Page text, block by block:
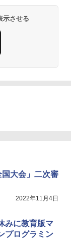
おもちゃ 4歳以
チ エディション
のキッズコンテ
限定ケース版
こどもアウトプ
リ出版)
気教材を教える
ボード物理学、
機器
ド、シンプルな
示させる
国大会」二次審
2022年11月4日
みに教育版マ
プログラミン